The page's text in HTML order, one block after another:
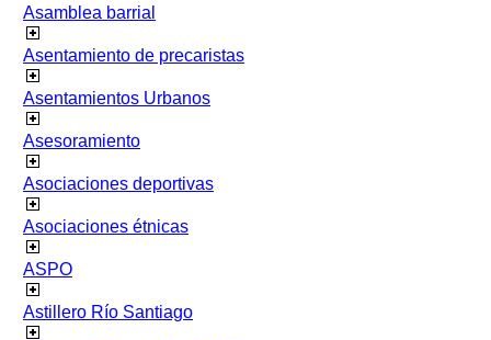
Asamblea barrial
Asentamiento de precaristas
Asentamientos Urbanos
Asesoramiento
Asociaciones deportivas
Asociaciones étnicas
ASPO
Astillero Río Santiago